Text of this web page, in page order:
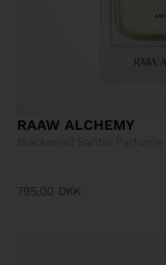
RAAW ALCHEMY
Blackened Santal Parfume
795,00 DKK